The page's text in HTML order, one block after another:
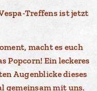
Treffens ist jetzt
macht es euch
Popcorn! Ein leckeres
Augenblicke dieses
gemeinsam mit uns.